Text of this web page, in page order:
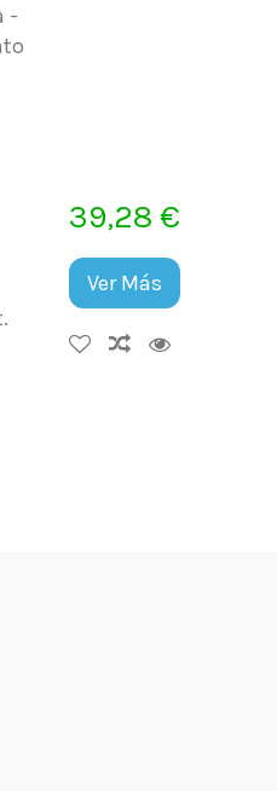
-
39,28 €
Ver Más